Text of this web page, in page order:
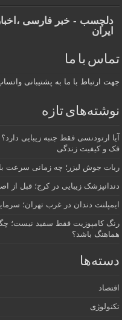
دلچسب - خبر فارسی ،اخبار
ایران
تماس با ما
جهت ارتباط با ما به پشتیبانی واتساپ به شماره
نوشته‌های تازه
آیا ارتودنسی فقط جنبه زیبایی
فک و کیفیت زندگی
ربات جوش لیزر؛ چه زمانی سرعت
دندانپزشک زیبایی در کرج؛ قبل از
ایمپلنت دندان در غرب تهران؛
رنگ کامپوزیت فقط سفید نیست؛
هماهنگ باشد؟
دسته‌ها
اقتصاد
تکنولوژی